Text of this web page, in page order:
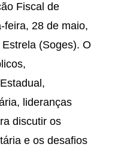
Fiscal de
feira, 28 de maio,
(Soges). O
lideranças
discutir os
e os desafios